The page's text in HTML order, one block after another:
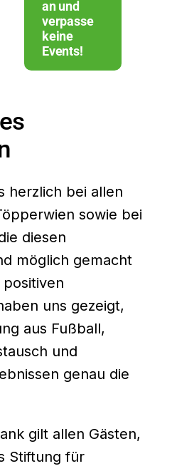
an und
verpasse
keine
Events!
herzlich bei allen
sowie bei
diesen
möglich gemacht
uns gezeigt,
aus Fußball,
und
genau die
gilt allen Gästen,
Stiftung für